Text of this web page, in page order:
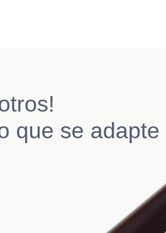
que se adapte